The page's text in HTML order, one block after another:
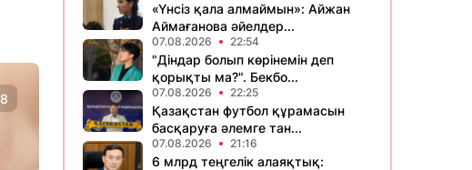
«Үнсіз қала алмаймын»: Айжан
Аймағанова әйелдер...
07.08.2026 22:54
"Діндар болып көрінемін деп
қорықты ма?". Бекбо...
07.08.2026 22:25
Қазақстан футбол құрамасын
басқаруға әлемге тан...
07.08.2026 21:16
6 млрд теңгелік алаяқтық: